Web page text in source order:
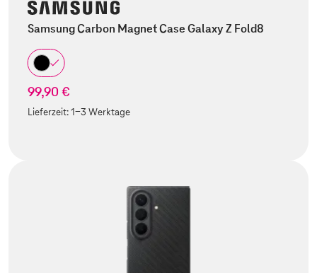
Samsung Carbon Magnet Case Galaxy Z Fold8
99,90 €
Lieferzeit:1-3 Werktage